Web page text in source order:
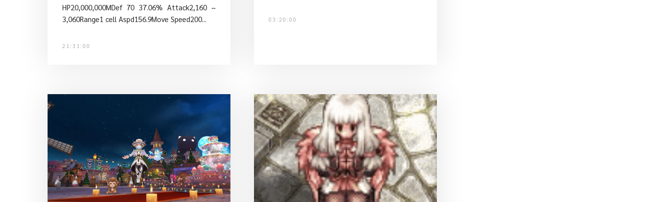
HP20,000,000MDef 70 37.06% Attack2,160 ~
3,060Range1 cell Aspd156.9Move Speed200...
21:31:00
03:20:00